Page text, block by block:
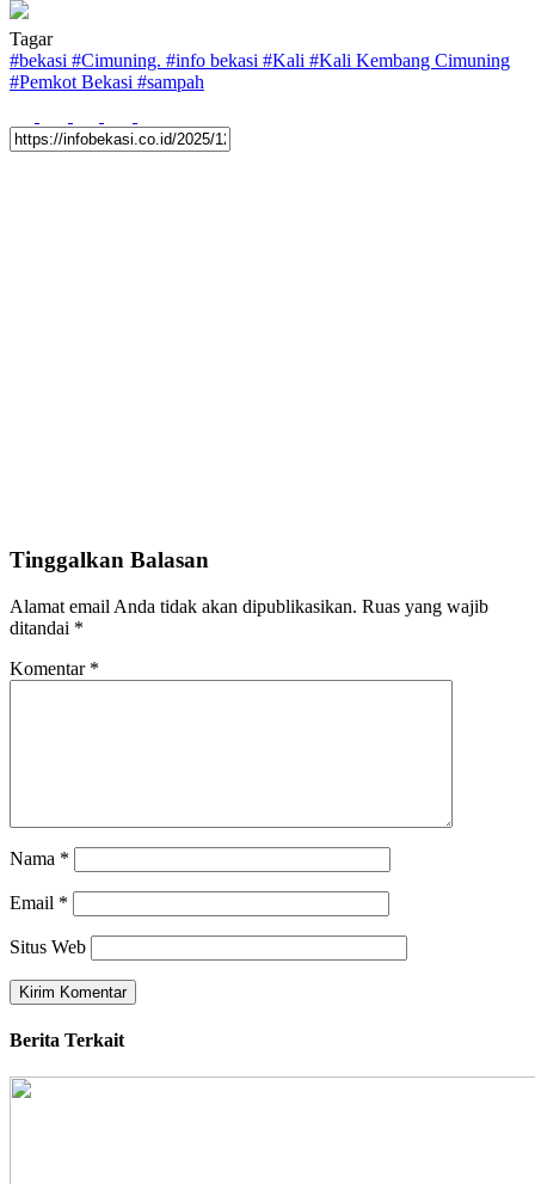
Tagar
#bekasi #Cimuning. #info bekasi #Kali #Kali Kembang Cimuning
#Pemkot Bekasi #sampah
Tinggalkan Balasan
Alamat email Anda tidak akan dipublikasikan. Ruas yang wajib
ditandai *
Komentar *
Nama *
Email *
Situs Web
Berita Terkait